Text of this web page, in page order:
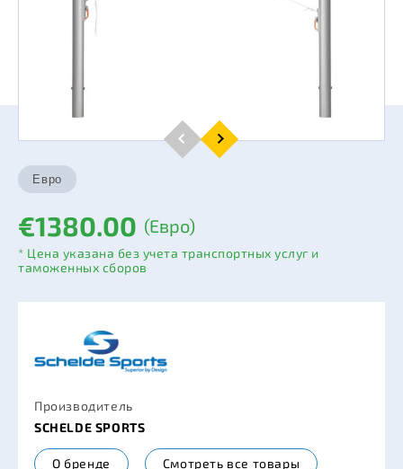
€1380.00 (Евро)
* Цена указана без учета транспортных услуг и
таможенных сборов
Производитель
SCHELDE SPORTS
О бренде Смотреть все товары